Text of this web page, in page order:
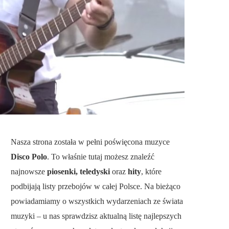
Nasza strona została w pełni poświęcona muzyce
Disco Polo. To właśnie tutaj możesz znaleźć
najnowsze piosenki, teledyski oraz hity, które
podbijają listy przebojów w całej Polsce. Na bieżąco
powiadamiamy o wszystkich wydarzeniach ze świata
muzyki – u nas sprawdzisz aktualną listę najlepszych